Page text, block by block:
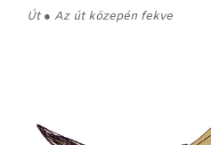
Út ● Az út közepén fekve